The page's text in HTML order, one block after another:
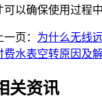
可以确保使用过程
一页： 为什么无线
费水表空转原因及
关资讯